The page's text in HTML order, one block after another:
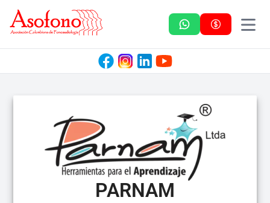
Asofono
PARNAM